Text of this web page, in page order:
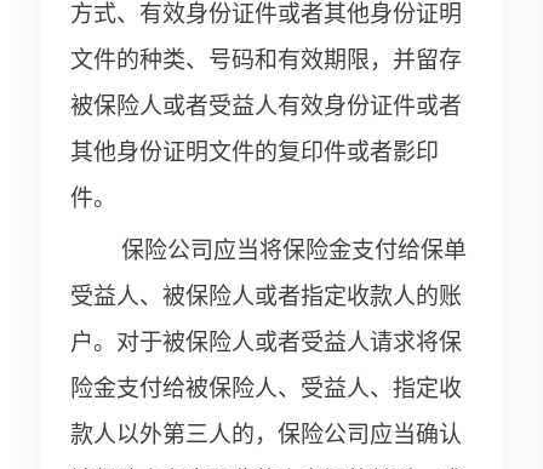
方式、有效身份证件或者其他身份证明
文件的种类、号码和有效期限，并留存
被保险人或者受益人有效身份证件或者
其他身份证明文件的复印件或者影印
件。
保险公司应当将保险金支付给保单
受益人、被保险人或者指定收款人的账
户。对于被保险人或者受益人请求将保
险金支付给被保险人、受益人、指定收
款人以外第三人的，保险公司应当确认